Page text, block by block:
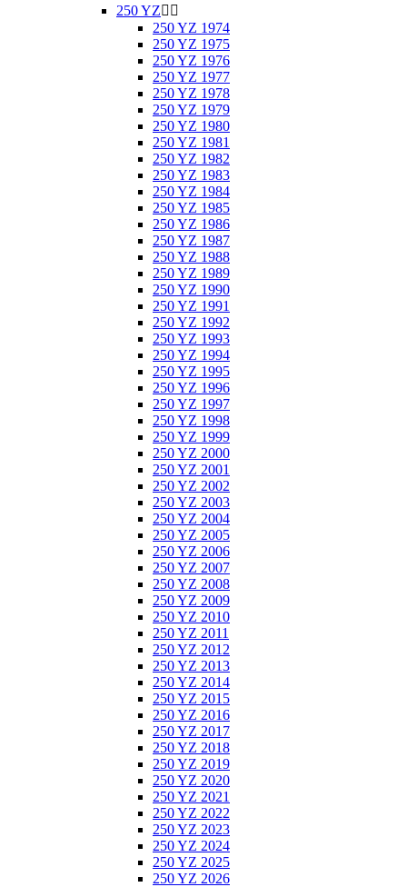
250 YZ 
250 YZ 1974
250 YZ 1975
250 YZ 1976
250 YZ 1977
250 YZ 1978
250 YZ 1979
250 YZ 1980
250 YZ 1981
250 YZ 1982
250 YZ 1983
250 YZ 1984
250 YZ 1985
250 YZ 1986
250 YZ 1987
250 YZ 1988
250 YZ 1989
250 YZ 1990
250 YZ 1991
250 YZ 1992
250 YZ 1993
250 YZ 1994
250 YZ 1995
250 YZ 1996
250 YZ 1997
250 YZ 1998
250 YZ 1999
250 YZ 2000
250 YZ 2001
250 YZ 2002
250 YZ 2003
250 YZ 2004
250 YZ 2005
250 YZ 2006
250 YZ 2007
250 YZ 2008
250 YZ 2009
250 YZ 2010
250 YZ 2011
250 YZ 2012
250 YZ 2013
250 YZ 2014
250 YZ 2015
250 YZ 2016
250 YZ 2017
250 YZ 2018
250 YZ 2019
250 YZ 2020
250 YZ 2021
250 YZ 2022
250 YZ 2023
250 YZ 2024
250 YZ 2025
250 YZ 2026